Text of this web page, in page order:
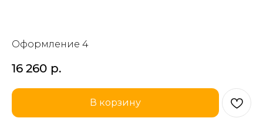
Оформление 4
16 260 р.
В корзину